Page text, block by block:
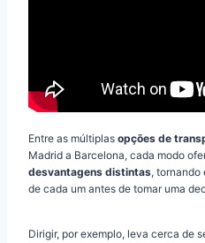
Entre as múltiplas opções de
Madrid a Barcelona, cada modo
desvantagens distintas, tornando
de cada um antes de tomar uma
Dirigir, por exemplo, leva cerca de